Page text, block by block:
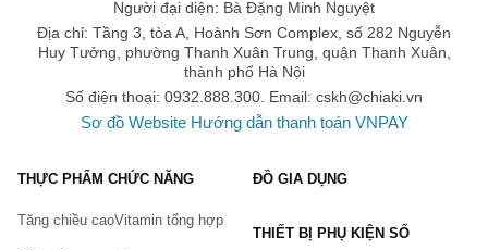
thể. Về cơ bản thì các sản phẩm này đều không gây hại cho
người dùng nếu bạn sử dụng đúng theo hướng dẫn, sử
dụng đúng liều lượng. Ngược lại, viên uống hỗ trợ nở ngực
còn mang đến ưu điểm rất tốt như đã nêu ở trên.
Top thương hiệu & viên uống hỗ trợ nở ngực
Hiện Chiaki đang cung cấp các viên uống hỗ trợ nở ngực
chính hãng, giá tốt mang đến cho chị em phụ nữ những sản
phẩm đáp ứng nhu cầu sử dụng.
Người đại diện: Bà Đặng Minh Nguyệt
Địa chỉ: Tầng 3, tòa A, Hoành Sơn Complex, số 282 Nguyễn
Huy Tưởng, phường Thanh Xuân Trung, quận Thanh Xuân,
thành phố Hà Nội
Số điện thoại: 0932.888.300. Email: cskh@chiaki.vn
Sơ đồ Website Hướng dẫn thanh toán VNPAY
THỰC PHẨM CHỨC NĂNG
Tăng chiều caoVitamin tổng hợp
ĐỒ GIA DỤNG
THIẾT BỊ PHỤ KIỆN SỐ